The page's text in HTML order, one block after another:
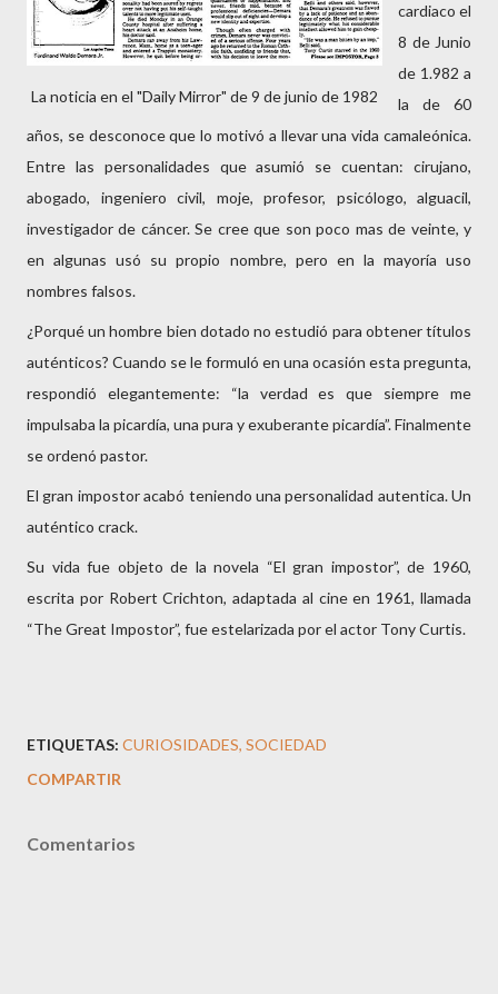
La noticia en el "Daily Mirror" de 9 de junio de 1982
cardiaco el
8 de Junio
de 1.982 a
la de 60
años, se desconoce que lo motivó a llevar una vida camaleónica.
Entre las personalidades que asumió se cuentan: cirujano,
abogado, ingeniero civil, moje, profesor, psicólogo, alguacil,
investigador de cáncer. Se cree que son poco mas de veinte, y
en algunas usó su propio nombre, pero en la mayoría uso
nombres falsos.
¿Porqué un hombre bien dotado no estudió para obtener títulos
auténticos? Cuando se le formuló en una ocasión esta pregunta,
respondió elegantemente: “la verdad es que siempre me
impulsaba la picardía, una pura y exuberante picardía”. Finalmente
se ordenó pastor.
El gran impostor acabó teniendo una personalidad autentica. Un
auténtico crack.
Su vida fue objeto de la novela “El gran impostor”, de 1960,
escrita por Robert Crichton, adaptada al cine en 1961, llamada
“The Great Impostor”, fue estelarizada por el actor Tony Curtis.
ETIQUETAS: CURIOSIDADES SOCIEDAD
COMPARTIR
Comentarios